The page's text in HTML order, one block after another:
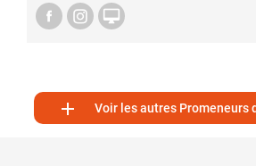

 Voir les autres Promeneurs